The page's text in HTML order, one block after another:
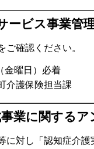
ービス事業管
ご確認ください。
金曜日）必着
介護保険担当課
業に関する
に対し「認知症介